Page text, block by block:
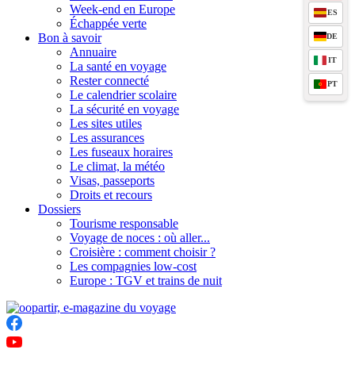
Week-end en Europe
Échappée verte
Bon à savoir
Annuaire
La santé en voyage
Rester connecté
Le calendrier scolaire
La sécurité en voyage
Les sites utiles
Les assurances
Les fuseaux horaires
Le climat, la météo
Visas, passeports
Droits et recours
Dossiers
Tourisme responsable
Voyage de noces : où aller...
Croisière : comment choisir ?
Les compagnies low-cost
Europe : TGV et trains de nuit
ES
DE
IT
PT